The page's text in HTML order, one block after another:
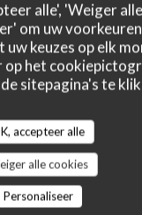
alle', 'Weiger
om uw
uw keuzes op elk
op het
sitepagina's te
accepteer alle
alle cookies
Personaliseer
Kwaliteit / Prijs: 4/5
Kwaliteit / Prijs: /5